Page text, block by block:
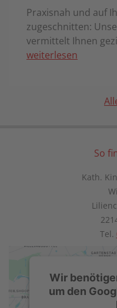
Praxisnah und auf
zugeschnitten:
vermittelt Ihnen
weiterlesen
So
Kath.
Tel.
Wir
um den